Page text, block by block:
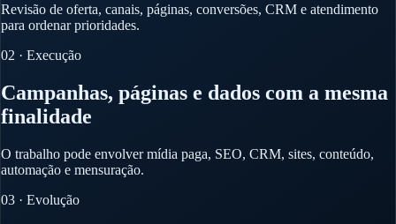
Revisão de oferta, canais, páginas, conversões, CRM e atendimento
para ordenar prioridades.
02 · Execução
Campanhas, páginas e dados com a mesma
finalidade
O trabalho pode envolver mídia paga, SEO, CRM, sites, conteúdo,
automação e mensuração.
03 · Evolução